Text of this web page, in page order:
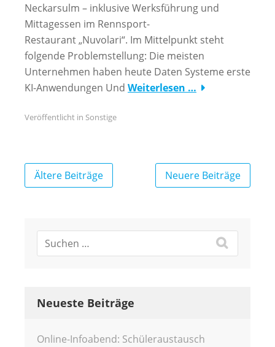
Neckarsulm – inklusive Werksführung und
Mittagessen im Rennsport-
Restaurant „Nuvolari“. Im Mittelpunkt steht
folgende Problemstellung: Die meisten
Unternehmen haben heute Daten Systeme erste
KI-Anwendungen Und Weiterlesen …
Veröffentlicht in Sonstige
Beitragsnavigation
Ältere Beiträge Neuere Beiträge
Neueste Beiträge
Online-Infoabend: Schüleraustausch